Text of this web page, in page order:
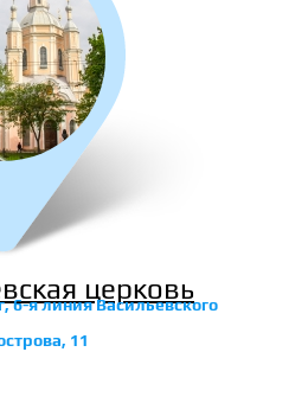
церковь
6-я линия Васильевского
11